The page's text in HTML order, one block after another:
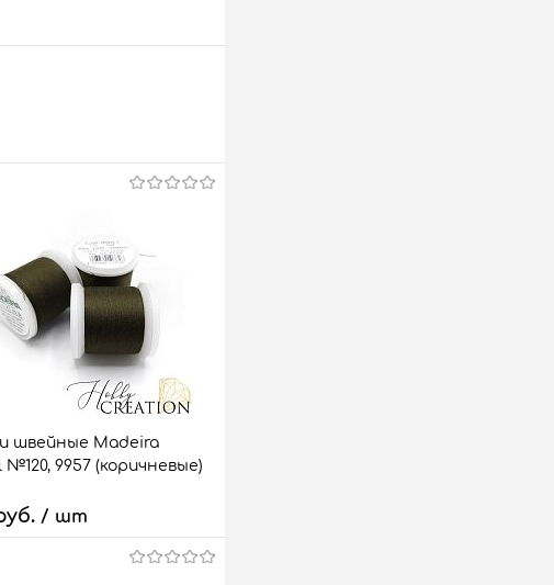
швейные Madeira
№120, 9957 (коричневые)
/ шт